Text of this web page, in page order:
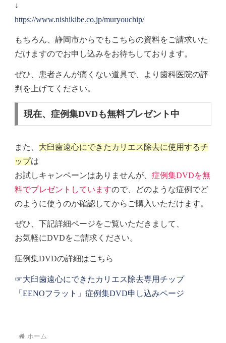
↓
https://www.nishikibe.co.jp/muryouchip/
もちろん、静岡市からでもこちらの資料をご請求いた
だけますのでお申し込みをお待ちしております。
ぜひ、患者さんが痛くない道具で、より歯科医院の評
判を上げてください。
現在、症例集DVDも無料プレゼント中
また、 大臼歯遠心にできたカリエス除去に使用するチ
ップは
お試しキャンペーンはありませんが、 症例集DVDを無
料でプレゼントしていますので、どのような症例でど
のように使うのか確認してからご購入いただけます。
ぜひ、下記詳細ページをご覧いただきまして、
お気軽にDVDをご請求ください。
症例集DVDの詳細はこちら
☞大臼歯遠心にできたカリエス除去専用チップ
「EENOフラット」症例集DVD申し込みページ
ホーム